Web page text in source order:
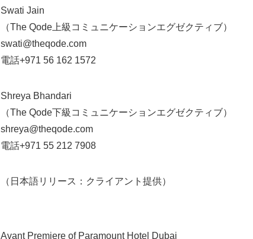
Swati Jain
（The Qode上級コミュニケーションエグゼクティブ）
swati@theqode.com
電話+971 56 162 1572
Shreya Bhandari
（The Qode下級コミュニケーションエグゼクティブ）
shreya@theqode.com
電話+971 55 212 7908
（日本語リリース：クライアント提供）
Avant Premiere of Paramount Hotel Dubai